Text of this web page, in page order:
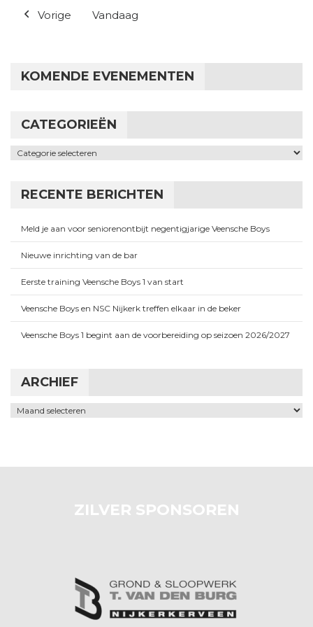
Vorige Vandaag
KOMENDE EVENEMENTEN
CATEGORIEËN
Categorieën
RECENTE BERICHTEN
Meld je aan voor seniorenontbijt negentigjarige Veensche Boys
Nieuwe inrichting van de bar
Eerste training Veensche Boys 1 van start
Veensche Boys en NSC Nijkerk treffen elkaar in de beker
Veensche Boys 1 begint aan de voorbereiding op seizoen 2026/2027
ARCHIEF
Archief
ZILVER SPONSOREN